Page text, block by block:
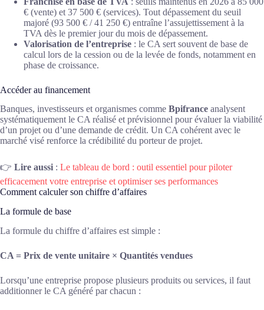
€ (vente) et 37 500 € (services). Tout dépassement du seuil
majoré (93 500 € / 41 250 €) entraîne l’assujettissement à la
TVA dès le premier jour du mois de dépassement.
Valorisation de l’entreprise : le CA sert souvent de base de
calcul lors de la cession ou de la levée de fonds, notamment en
phase de croissance.
Accéder au financement
Banques, investisseurs et organismes comme Bpifrance analysent
systématiquement le CA réalisé et prévisionnel pour évaluer la viabilité
d’un projet ou d’une demande de crédit. Un CA cohérent avec le
marché visé renforce la crédibilité du porteur de projet.
👉 Lire aussi : Le tableau de bord : outil essentiel pour piloter
efficacement votre entreprise et optimiser ses performances
Comment calculer son chiffre d’affaires
La formule de base
La formule du chiffre d’affaires est simple :
CA = Prix de vente unitaire × Quantités vendues
Lorsqu’une entreprise propose plusieurs produits ou services, il faut
additionner le CA généré par chacun :